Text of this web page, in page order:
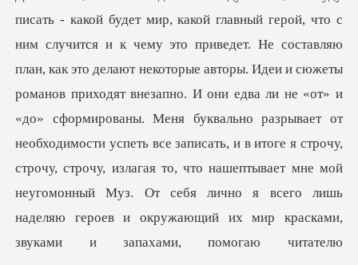
имости успеть все записать, и в итоге я строчу,
строчу, строчу, излагая то, что нашептывает мне мой
неугомонный Муз. От себя лично я всего лишь
наделяю героев и окружающий их мир красками,
звуками и запахами, помогаю читателю